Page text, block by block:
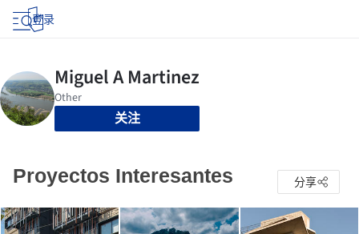
登录
关注
Proyectos Interesantes 分享